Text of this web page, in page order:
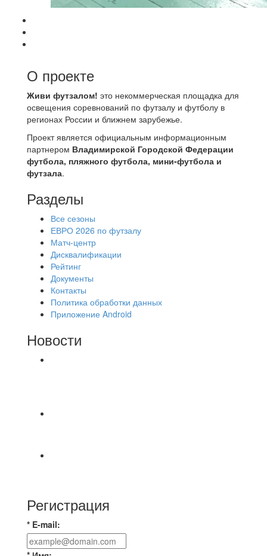
О проекте
Живи футзалом! это некоммерческая площадка для
освещения соревнований по футзалу и футболу в
регионах России и ближнем зарубежье.
Проект является официальным информационным
партнером Владимирской Городской Федерации
футбола, пляжного футбола, мини-футбола и
футзала.
Разделы
Все сезоны
ЕВРО 2026 по футзалу
Матч-центр
Дисквалификации
Рейтинг
Документы
Контакты
Политика обработки данных
Приложение Android
Новости
Регистрация
* E-mail: